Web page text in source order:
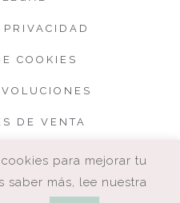
COOKIES
DE VENTA
para mejorar tu
saber más, lee nuestra